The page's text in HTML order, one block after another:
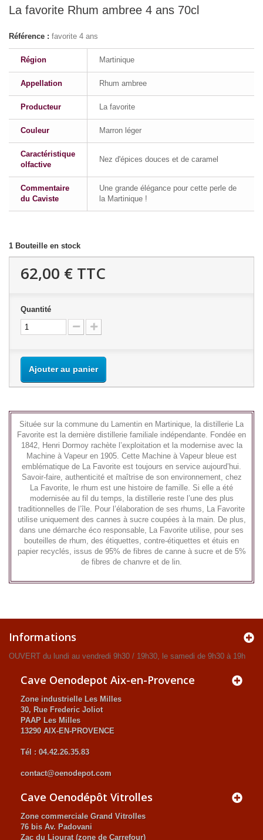
La favorite Rhum ambree 4 ans 70cl
Référence : favorite 4 ans
Région Martinique
Appellation Rhum ambree
Producteur La favorite
Couleur Marron léger
Caractéristique
olfactive
Nez d'épices douces et de caramel
Commentaire
du Caviste
Une grande élégance pour cette perle de
la Martinique !
1 Bouteille en stock
62,00 € TTC
Quantité
Ajouter au panier
Située sur la commune du Lamentin en Martinique, la distillerie La
Favorite est la dernière distillerie familiale indépendante. Fondée en
1842, Henri Dormoy rachète l’exploitation et la modernise avec la
Machine à Vapeur en 1905. Cette Machine à Vapeur bleue est
emblématique de La Favorite est toujours en service aujourd’hui.
Savoir-faire, authenticité et maîtrise de son environnement, chez
La Favorite, le rhum est une histoire de famille. Si elle a été
modernisée au fil du temps, la distillerie reste l’une des plus
traditionnelles de l’île. Pour l’élaboration de ses rhums, La Favorite
utilise uniquement des cannes à sucre coupées à la main. De plus,
dans une démarche éco responsable, La Favorite utilise, pour ses
bouteilles de rhum, des étiquettes, contre-étiquettes et étuis en
papier recyclés, issus de 95% de fibres de canne à sucre et de 5%
de fibres de chanvre et de lin.
Informations
OUVERT du lundi au vendredi 9h30 / 19h30, le samedi de 9h30 à 19h
Cave Oenodepot Aix-en-Provence
Zone industrielle Les Milles
30, Rue Frederic Joliot
PAAP Les Milles
13290 AIX-EN-PROVENCE
Tél : 04.42.26.35.83
contact@oenodepot.com
Cave Oenodépôt Vitrolles
Zone commerciale Grand Vitrolles
76 bis Av. Padovani
Zac du Liourat (zone de Carrefour)